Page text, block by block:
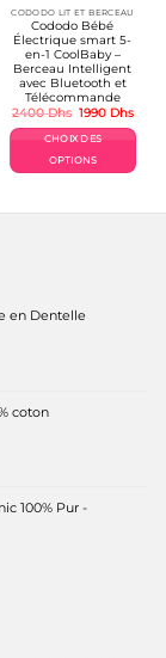
CODODO LIT ET BERCEAU
Cododo Bébé
Électrique smart 5-
en-1 CoolBaby –
Berceau Intelligent
avec Bluetooth et
Télécommande
2400Dhs Le
initial
était :
2400 Dhs.
1990 DhsLe
CHOIX DES
OPTIONS
a
être
en Dentelle
coton
100% Pur -